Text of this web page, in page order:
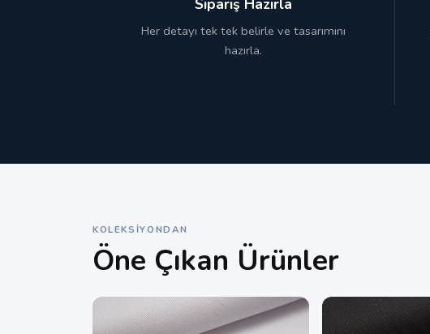
Sipariş Hazırla
Her detayı tek tek belirle ve tasarımını
hazırla.
KOLEKSIYONDAN
Öne Çıkan Ürünler